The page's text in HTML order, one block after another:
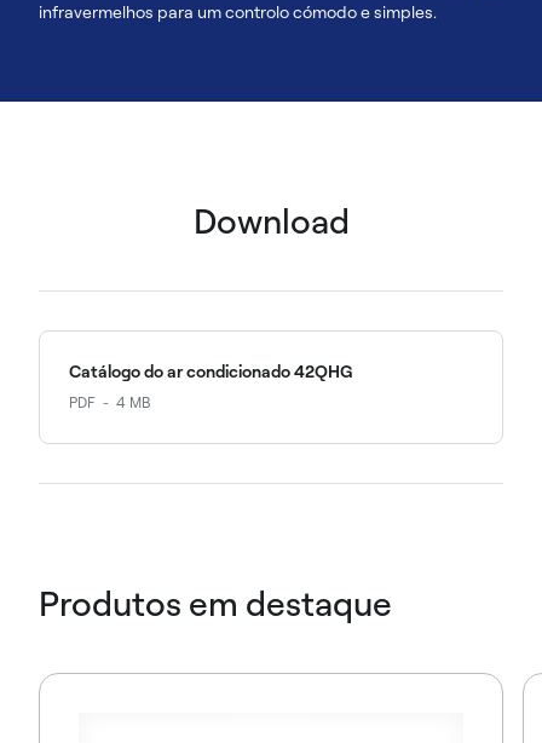
infravermelhos para um controlo cómodo e simples.
Download
Catálogo do ar condicionado 42QHG
PDF 4 MB
Produtos em destaque